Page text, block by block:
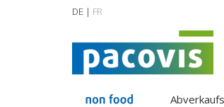
DE | FR